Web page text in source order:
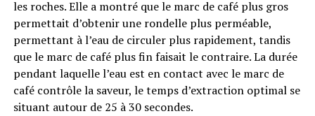
les roches. Elle a montré que le marc de café plus gros
permettait d’obtenir une rondelle plus perméable,
permettant à l’eau de circuler plus rapidement, tandis
que le marc de café plus fin faisait le contraire. La durée
pendant laquelle l’eau est en contact avec le marc de
café contrôle la saveur, le temps d’extraction optimal se
situant autour de 25 à 30 secondes.